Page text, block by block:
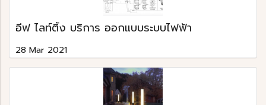
อีฟ ไลท์ติ้ง บริการ ออกแบบระบบไฟฟ้า
28 Mar 2021